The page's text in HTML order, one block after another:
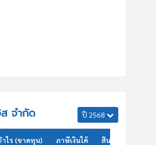
จำกัด ปี 2568
ำไร (ขาดทุน) ภาษีเงินได้ สินทรัพย์รวม